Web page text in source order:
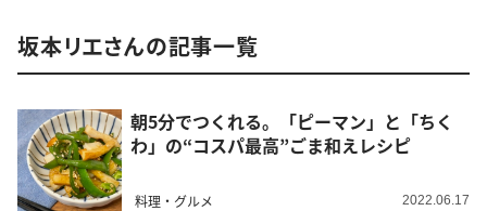
坂本リエさんの記事一覧
朝5分でつくれる。「ピーマン」と「ちく
わ」の“コスパ最高”ごま和えレシピ
料理・グルメ 2022.06.17